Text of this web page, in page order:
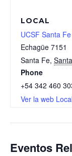
LOCAL
UCSF Santa Fe
Echagüe 7151
Santa Fe,
Phone
+54 342 460
Ver la web Local
Eventos